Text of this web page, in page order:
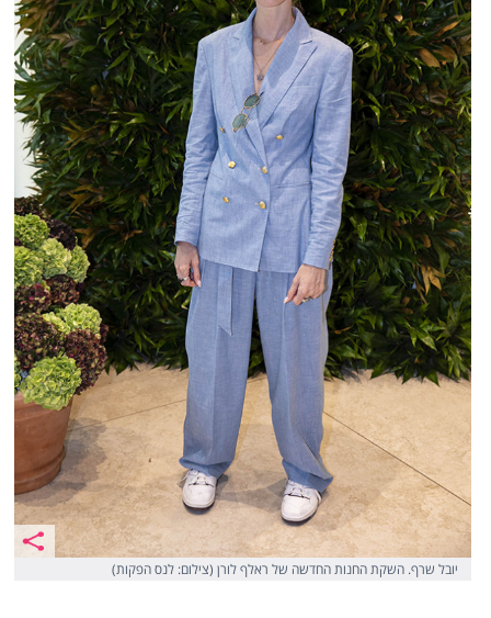
יובל שרף. השקת החנות החדשה של ראלף לורן (צילום: לנס הפקות)